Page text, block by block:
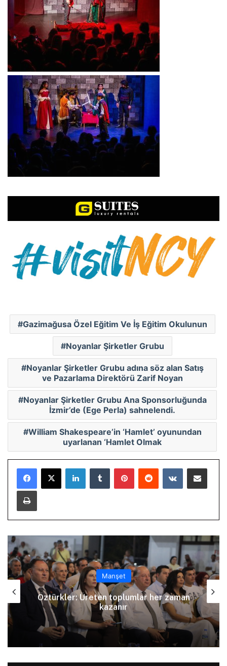
Gazimağusa Özel Eğitim Ve İş Eğitim Okulunun
Noyanlar Şirketler Grubu
Noyanlar Şirketler Grubu adına söz alan Satış
ve Pazarlama Direktörü Zarif Noyan
Noyanlar Şirketler Grubu Ana Sponsorluğunda
İzmir’de (Ege Perla) sahnelendi.
William Shakespeare’in ‘Hamlet’ oyunundan
uyarlanan ‘Hamlet Olmak
LinkedInTumblr PinterestReddit VKontakteE-Posta ile paylaş
Yazdır
Manşet
Arıklı, YDP’nin Lefkoşa Türk Belediyesi
Başkan Adayını açıkladı